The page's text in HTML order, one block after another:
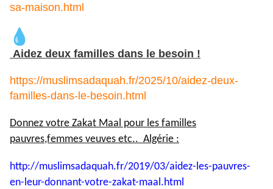
sa-maison.html
Aidez deux familles dans le besoin !
https://muslimsadaquah.fr/2025/10/aidez-deux-
familles-dans-le-besoin.html
Donnez votre Zakat Maal pour les familles
pauvres,femmes veuves etc.. Algérie :
http://muslimsadaquah.fr/2019/03/aidez-les-pauvres-
en-leur-donnant-votre-zakat-maal.html